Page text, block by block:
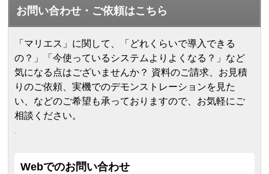
お問い合わせ・ご依頼はこちら
「マリエス」に関して、「どれくらいで導入できる
の？」「今使っているシステムよりよくなる？」など
気になる点はございませんか？ 資料のご請求、お見積
りのご依頼、実機でのデモンストレーションを見た
い、などのご希望も承っておりますので、お気軽にご
相談ください。
Webでのお問い合わせ